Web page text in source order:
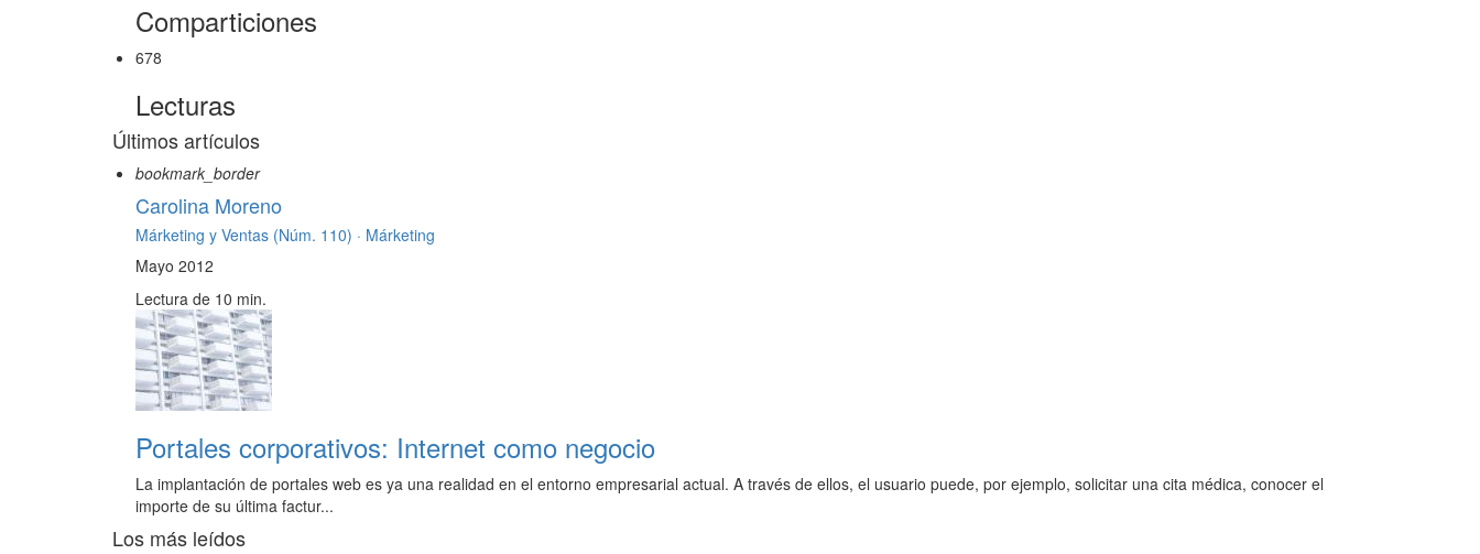
Comparticiones
678
Lecturas
Últimos artículos
bookmark_border
Carolina Moreno
Márketing y Ventas (Núm. 110) · Márketing
Mayo 2012
Lectura de 10 min.
Portales corporativos: Internet como negocio
La implantación de portales web es ya una realidad en el entorno empresarial actual. A través de ellos, el usuario puede, por ejemplo, solicitar una cita médica, conocer el
importe de su última factur...
Los más leídos